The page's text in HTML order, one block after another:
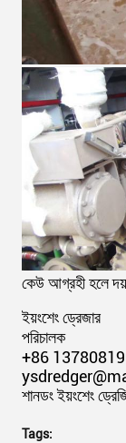
কেউ আগ্রহী হলে
ইয়ংশেং ড্রেজার
পরিচালক
+86
শানডং ইয়ংশেং
Tags: